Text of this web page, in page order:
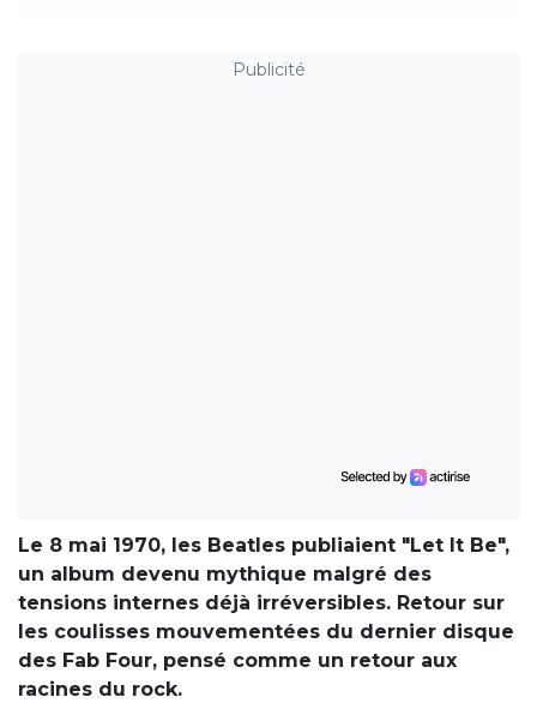
Publicité
Le 8 mai 1970, les Beatles publiaient "Let It Be",
un album devenu mythique malgré des
tensions internes déjà irréversibles. Retour sur
les coulisses mouvementées du dernier disque
des Fab Four, pensé comme un retour aux
racines du rock.